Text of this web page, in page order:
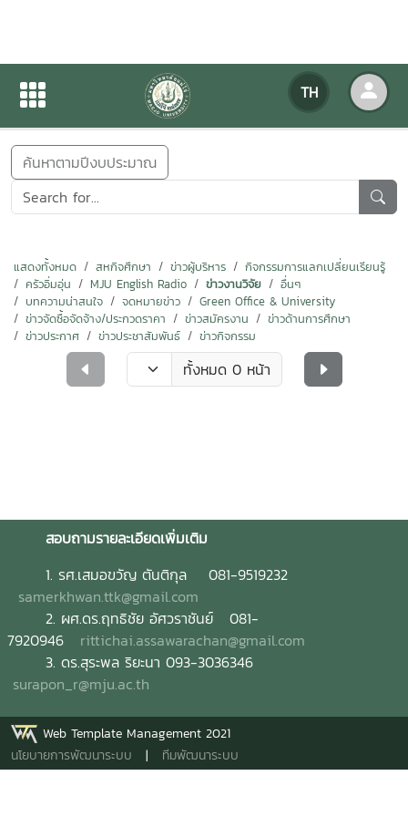
TH
ข่าวสารกิจกรรม
ค้นหาตามปีงบประมาณ
แสดงทั้งหมด สหกิจศึกษา ข่าวผู้บริหาร
กิจกรรมการแลกเปลี่ยนเรียนรู้
ครัวอิ่มอุ่น
MJU English Radio ข่าวงานวิจัย
อื่นๆ
บทความน่าสนใจ
จดหมายข่าว
Green Office & University
ข่าวจัดซื้อจัดจ้าง/ประกวดราคา
ข่าวสมัครงาน
ข่าวด้านการศึกษา
ข่าวประกาศ
ข่าวประชาสัมพันธ์ ข่าวกิจกรรม
ทั้งหมด 0 หน้า
สอบถามรายละเอียดเพิ่มเติม
1. รศ.เสมอขวัญ ตันติกุล 081-9519232
samerkhwan.ttk@gmail.com
2. ผศ.ดร.ฤทธิชัย อัศวราชันย์ 081-
7920946
rittichai.assawarachan@gmail.com
3. ดร.สุระพล ริยะนา 093-3036346
surapon_r@mju.ac.th
Web Template Management 2021
นโยบายการพัฒนาระบบ | ทีมพัฒนาระบบ